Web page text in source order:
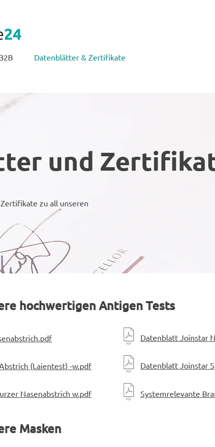
Datenblätter & Zertifikate
und
zu all unseren
hochwertigen Antigen Tests
(Laientest) -w.pdf
Nasenabstrich w.pdf
Datenblatt Joinstar
Datenblatt Joinstar
Systemrelevante
Masken